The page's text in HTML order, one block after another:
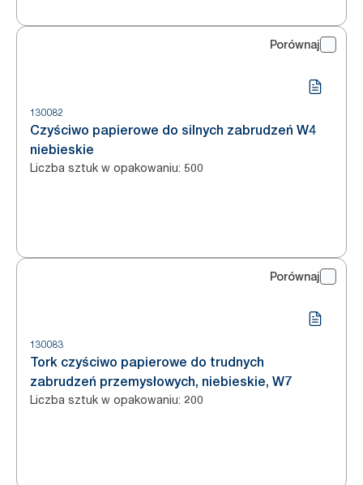
Porównaj
130082
Czyściwo papierowe do silnych zabrudzeń W4
niebieskie
Liczba sztuk w opakowaniu: 500
Porównaj
130083
Tork czyściwo papierowe do trudnych
zabrudzeń przemysłowych, niebieskie, W7
Liczba sztuk w opakowaniu: 200